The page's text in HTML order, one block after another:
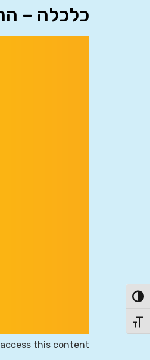
הפעל/כבה ניגודיות גבוהה
מתג גודל גופן
כלכלה –
this content